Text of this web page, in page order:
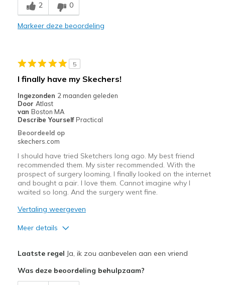
Sizing
2 0
Markeer deze beoordeling
5
I finally have my Skechers!
Ingezonden 2 maanden geleden
Door Atlast
van Boston MA
Describe Yourself Practical
Beoordeeld op
skechers.com
I should have tried Sketchers long ago. My best friend
recommended them. My sister recommended. With the
prospect of surgery looming, I finally looked on the internet
and bought a pair. I love them. Cannot imagine why I
waited so long. And the surgery went fine.
Vertaling weergeven
Meer details
Breathe Well
Laatste regel Ja, ik zou aanbevelen aan een vriend
Was deze beoordeling behulpzaam?